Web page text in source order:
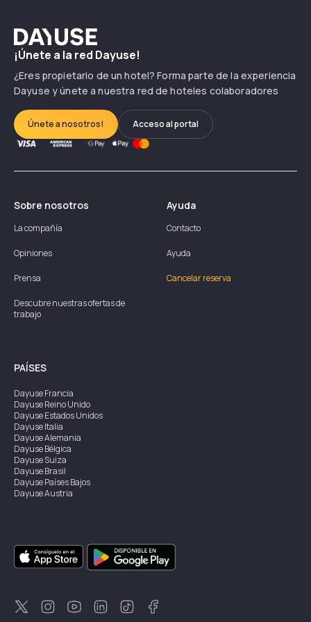
Dayuse
¡Únete a la red Dayuse!
¿Eres propietario de un hotel? Forma parte de la experiencia
Dayuse y únete a nuestra red de hoteles colaboradores
Únete a nosotros! Acceso al portal
Sobre nosotros
La compañía
Opiniones
Prensa
Descubre nuestras ofertas de
trabajo
Ayuda
Contacto
Ayuda
Cancelar reserva
PAÍSES
DayuseFrancia
DayuseReino Unido
DayuseEstados Unidos
DayuseItalia
DayuseAlemania
DayuseBélgica
DayuseSuiza
DayuseBrasil
DayusePaíses Bajos
DayuseAustria
DayuseSingapur
DayuseSuecia
DayuseTailandia
DayuseNueva Zelanda
DayuseTurquía